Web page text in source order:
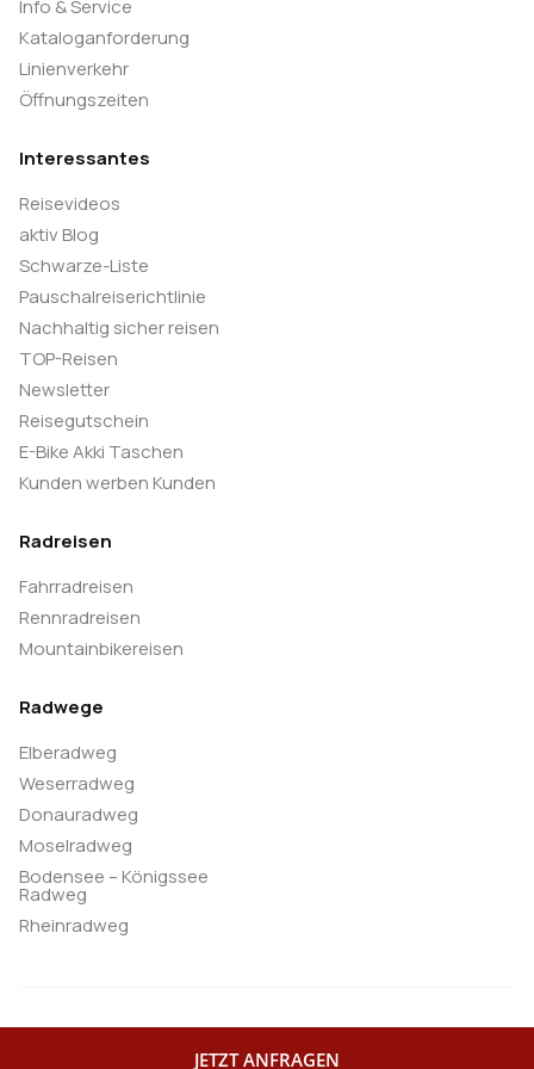
Dom schauen, der sich ganz versteckt in der Nähe
des Hafens befindet. Unser Bus nimmt Sie nach
Salerno wieder auf. Fahrt zur Übernachtung im Golf
berühmten Tempel von Paestum (Eintritt nicht
enthalten). Die Radler - die gern viel Kilometer
machen möchten, radeln von Salerno zum Hotel,
jedoch ohne Besuch von Paestum. (F/-/A)
20. Tag: Kampanien - Basilikata - Kalabrien
(ca. 30/60 km)
Mit dem Bus fahren wir durch den schönen
Nationalpark Cilento und Vallo di Diano. Bei
Policastro Bussentino erreichen wir wieder das
Meer. Hier laden wir die Räder aus und radeln auf der
das Tyrrhenische Meer und die Berge der Basilikata.
Der Golf von Policastro ist eine wunderschöne
Gegend. Die Übernachtung ist im Raum Scalea.
(F/-/A)
21. Tag: Catena Costiera (50/75 km).
Heute wird nach Herzenslust geradelt. Die
Küstenstraße „Catena Costiera“ bietet zahlreiche
Ausblicke auf die Berge von Kalabrien und auf das
blaue Meer. Wir passieren zahlreiche Küstenorte
von Eufemia im Raum Amantea. (F/-/A)
JETZT ANFRAGEN
Info & Service
Kataloganforderung
Linienverkehr
Öffnungszeiten
Interessantes
Reisevideos
aktiv Blog
Schwarze-Liste
Pauschalreiserichtlinie
Nachhaltig sicher reisen
TOP-Reisen
Newsletter
Reisegutschein
E-Bike Akki Taschen
Kunden werben Kunden
Radreisen
Fahrradreisen
Rennradreisen
Mountainbikereisen
Radwege
Elberadweg
Weserradweg
Donauradweg
Moselradweg
Bodensee – Königssee
Radweg
Rheinradweg